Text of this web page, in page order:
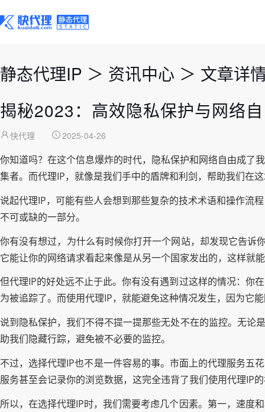
静态代理IP ＞ 资讯中心 ＞ 文章详
揭秘2023：高效隐私保护与网络
快代理 2025-04-26
你知道吗？在这个信息爆炸的时代，隐私保护和网络自由成了
集者。而代理IP，就像是我们手中的盾牌和利剑，帮助我们在
说起代理IP，可能有些人会想到那些复杂的技术术语和操作流
不可或缺的一部分。
你有没有想过，为什么有时候你打开一个网站，却发现它告诉
它能让你的网络请求看起来像是从另一个国家发出的，这样就
但代理IP的好处远不止于此。你有没有遇到过这样的情况：你
为被追踪了。而使用代理IP，就能避免这种情况发生，因为它
说到隐私保护，我们不得不提一提那些无处不在的监控。无论
助我们隐藏行踪，避免被不必要的监控。
不过，选择代理IP也不是一件容易的事。市面上的代理服务五
服务甚至会记录你的浏览数据，这完全违背了我们使用代理IP
所以，在选择代理IP时，我们需要考虑几个因素。第一，速度